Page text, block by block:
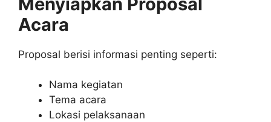
Acara
Proposal berisi informasi penting seperti:
Nama kegiatan
Tema acara
Lokasi pelaksanaan